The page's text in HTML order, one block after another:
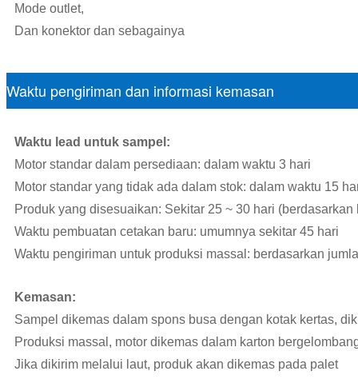
Mode outlet,
Dan konektor dan sebagainya
Waktu pengiriman dan informasi kemasan
Waktu lead untuk sampel:
Motor standar dalam persediaan: dalam waktu 3 hari
Motor standar yang tidak ada dalam stok: dalam waktu 15
Produk yang disesuaikan: Sekitar 25 ~ 30 hari
Waktu pembuatan cetakan baru: umumnya sekitar 45 hari
Waktu pengiriman untuk produksi massal: berdasarkan
Kemasan:
Sampel dikemas dalam spons busa dengan kotak kertas,
Produksi massal, motor dikemas dalam karton
Jika dikirim melalui laut, produk akan dikemas pada palet